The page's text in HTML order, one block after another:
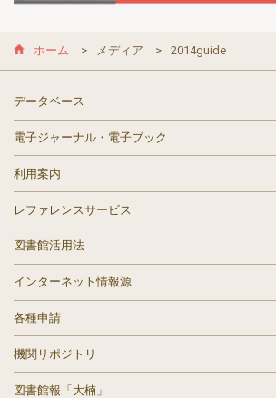
ホーム メディア 2014guide
データベース
電子ジャーナル・電子ブック
利用案内
レファレンスサービス
図書館活用法
インターネット情報源
各種申請
機関リポジトリ
図書館報「大楠」